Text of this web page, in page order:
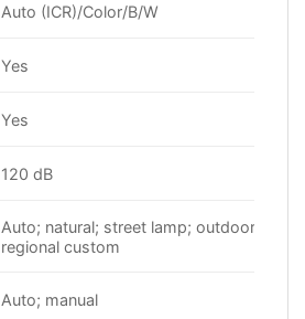
Auto (ICR)/Color/B/W
Yes
Yes
120 dB
Auto; natural; street lamp; outdoor;
regional custom
Auto; manual